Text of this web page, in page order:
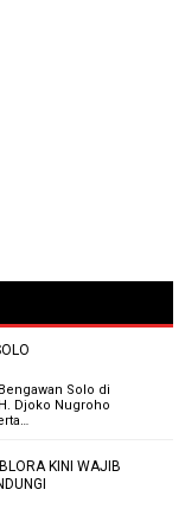
Solo di
Djoko Nugroho
KINI WAJIB